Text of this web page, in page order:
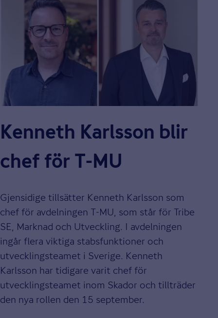
Kenneth Karlsson blir
chef för T-MU
Gjensidige tillsätter Kenneth Karlsson som
chef för avdelningen T-MU, som står för Tribe
SE, Marknad och Utveckling. I avdelningen
ingår flera viktiga stabsfunktioner och
utvecklingsteamet i Sverige. Kenneth
Karlsson har tidigare varit chef för
utvecklingsteamet inom Skador och tillträder
den nya rollen den 15 september.